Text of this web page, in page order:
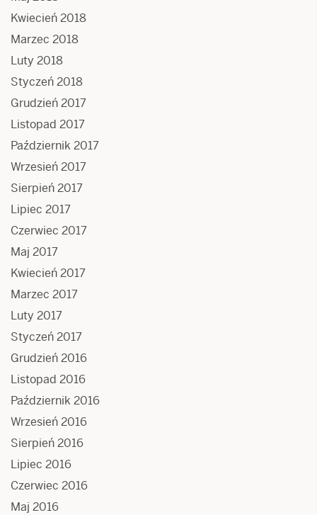
Kwiecień 2018
Marzec 2018
Luty 2018
Styczeń 2018
Grudzień 2017
Listopad 2017
Październik 2017
Wrzesień 2017
Sierpień 2017
Lipiec 2017
Czerwiec 2017
Maj 2017
Kwiecień 2017
Marzec 2017
Luty 2017
Styczeń 2017
Grudzień 2016
Listopad 2016
Październik 2016
Wrzesień 2016
Sierpień 2016
Lipiec 2016
Czerwiec 2016
Maj 2016